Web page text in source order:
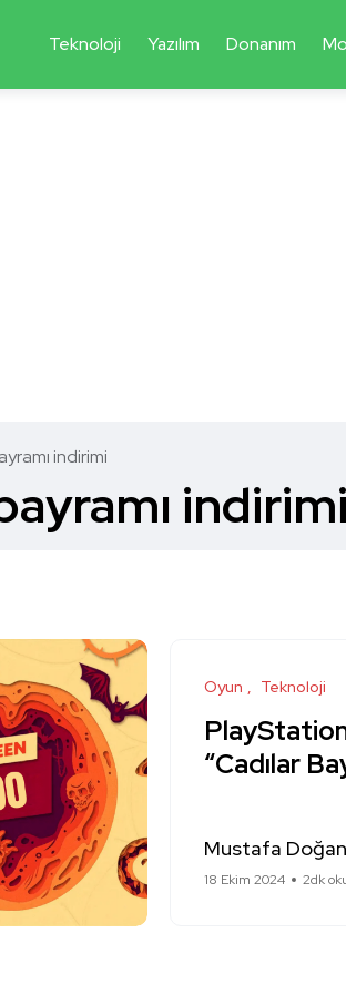
Teknoloji Yazılım Donanım
indirimi
Oyun Teknoloji
“Cadılar
Mustafa Doğan
18 Ekim 2024 2dk